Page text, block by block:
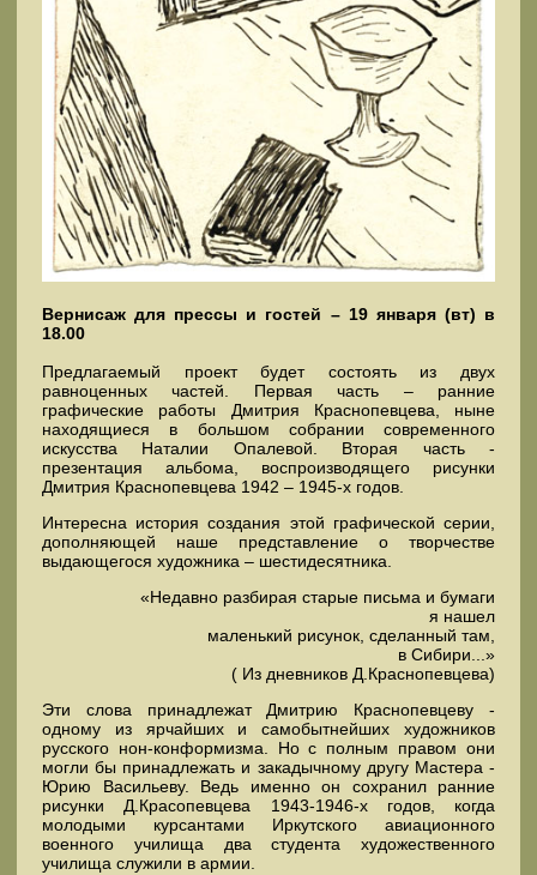
Вернисаж для прессы и гостей – 19 января (вт) в
18.00
Предлагаемый проект будет состоять из двух
равноценных частей. Первая часть – ранние
графические работы Дмитрия Краснопевцева, ныне
находящиеся в большом собрании современного
искусства Наталии Опалевой. Вторая часть -
презентация альбома, воспроизводящего рисунки
Дмитрия Краснопевцева 1942 – 1945-х годов.
Интересна история создания этой графической серии,
дополняющей наше представление о творчестве
выдающегося художника – шестидесятника.
«Недавно разбирая старые письма и бумаги
я нашел
маленький рисунок, сделанный там,
в Сибири...»
( Из дневников Д.Краснопевцева)
Эти слова принадлежат Дмитрию Краснопевцеву -
одному из ярчайших и самобытнейших художников
русского нон-конформизма. Но с полным правом они
могли бы принадлежать и закадычному другу Мастера -
Юрию Васильеву. Ведь именно он сохранил ранние
рисунки Д.Красопевцева 1943-1946-х годов, когда
молодыми курсантами Иркутского авиационного
военного училища два студента художественного
училища служили в армии.